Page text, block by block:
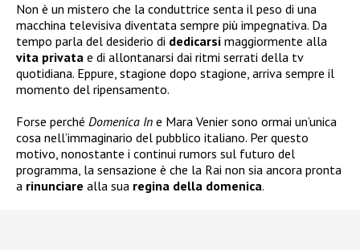
Non è un mistero che la conduttrice senta il peso di una
macchina televisiva diventata sempre più impegnativa. Da
tempo parla del desiderio di dedicarsi maggiormente alla
vita privata e di allontanarsi dai ritmi serrati della tv
quotidiana. Eppure, stagione dopo stagione, arriva sempre il
momento del ripensamento.
Forse perché Domenica In e Mara Venier sono ormai un’unica
cosa nell’immaginario del pubblico italiano. Per questo
motivo, nonostante i continui rumors sul futuro del
programma, la sensazione è che la Rai non sia ancora pronta
a rinunciare alla sua regina della domenica.